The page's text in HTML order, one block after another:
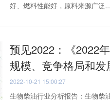
好、燃料性能好，原料来源广泛...
预见2022：《2022
规模、竞争格局和发
2022-10-21 15:00:27
生物柴油行业分析报告：生物柴